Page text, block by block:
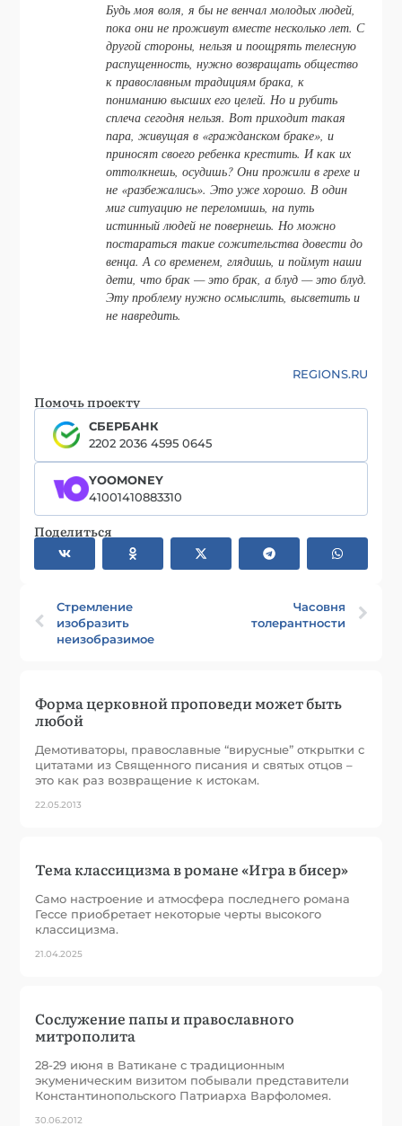
Будь моя воля, я бы не венчал молодых людей,
пока они не проживут вместе несколько лет. С
другой стороны, нельзя и поощрять телесную
распущенность, нужно возвращать общество
к православным традициям брака, к
пониманию высших его целей. Но и рубить
сплеча сегодня нельзя. Вот приходит такая
пара, живущая в «гражданском браке», и
приносят своего ребенка крестить. И как их
оттолкнешь, осудишь? Они прожили в грехе и
не «разбежались». Это уже хорошо. В один
миг ситуацию не переломишь, на путь
истинный людей не повернешь. Но можно
постараться такие сожительства довести до
венца. А со временем, глядишь, и поймут наши
дети, что брак — это брак, а блуд — это блуд.
Эту проблему нужно осмыслить, высветить и
не навредить.
REGIONS.RU
Помочь проекту
СБЕРБАНК
2202 2036 4595 0645
YOOMONEY
41001410883310
Поделиться
Стремление
изобразить
неизобразимое
Часовня
толерантности
Форма церковной проповеди может быть
любой
Демотиваторы, православные “вирусные” открытки с
цитатами из Священного писания и святых отцов –
это как раз возвращение к истокам.
22.05.2013
Тема классицизма в романе «Игра в бисер»
Само настроение и атмосфера последнего романа
Гессе приобретает некоторые черты высокого
классицизма.
21.04.2025
Сослужение папы и православного
митрополита
28-29 июня в Ватикане с традиционным
экуменическим визитом побывали представители
Константинопольского Патриарха Варфоломея.
30.06.2012